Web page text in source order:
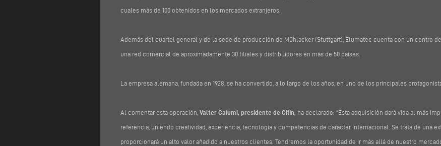
cuales más de 100 obtenidos en los mercados extranjeros.
Además del cuartel general y de la sede de producción de Mühlacker (Stuttgart), Elumatec cuenta con un centro
una red comercial de aproximadamente 30 filiales y distribuidores en más de 50 países.
La empresa alemana, fundada en 1928, se ha convertido, a lo largo de los años, en uno de los principales
Al comentar esta operación, Valter Caiumi, presidente de Cifin, ha declarado: “Esta adquisición dará vida al más
referencia, uniendo creatividad, experiencia, tecnología y competencias de carácter internacional. Se trata de una
proporcionará un alto valor añadido a nuestros clientes. Tendremos la oportunidad de ir más allá de nuestro